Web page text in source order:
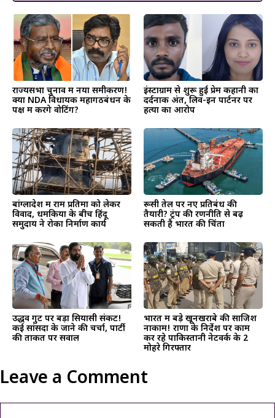
राज्यसभा चुनाव में नया समीकरण!
क्या NDA विधायक महागठबंधन के
पक्ष में करेंगे वोटिंग?
इंस्टाग्राम से शुरू हुई प्रेम कहानी का
दर्दनाक अंत, लिव-इन पार्टनर पर
हत्या का आरोप
बांग्लादेश में राम प्रतिमा को लेकर
विवाद, धमकियों के बीच हिंदू
समुदाय ने रोका निर्माण कार्य
रूसी तेल पर नए प्रतिबंध की
तैयारी? ट्रंप की रणनीति से बढ़
सकती है भारत की चिंता
उद्धव गुट पर बड़ा सियासी संकट!
कई सांसदों के जाने की चर्चा, पार्टी
की ताकत पर सवाल
भारत में बड़े खूनखराबे की साजिश
नाकाम! राणा के निर्देश पर काम
कर रहे पाकिस्तानी नेटवर्क के 2
मोहरे गिरफ्तार
Leave a Comment